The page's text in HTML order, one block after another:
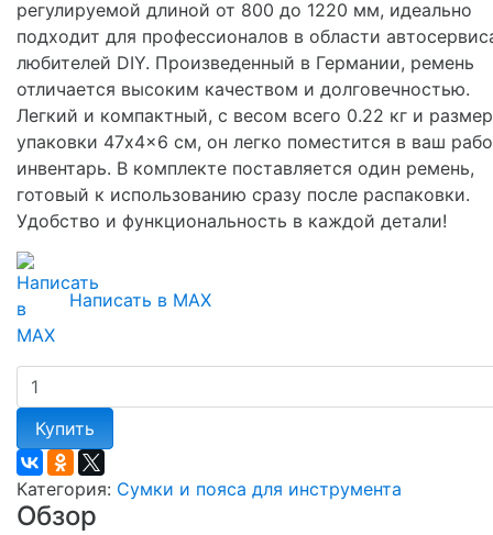
регулируемой длиной от 800 до 1220 мм, идеально
подходит для профессионалов в области
любителей DIY. Произведенный в Германии, ремень
отличается высоким качеством и долговечностью.
Легкий и компактный, с весом всего 0.22 кг и
упаковки 47x4x6 см, он легко поместится в ваш
инвентарь. В комплекте поставляется один ремень,
готовый к использованию сразу после распаковки.
Удобство и функциональность в каждой детали!
Написать в MAX
Купить
Категория: Сумки и пояса для инструмента
Обзор